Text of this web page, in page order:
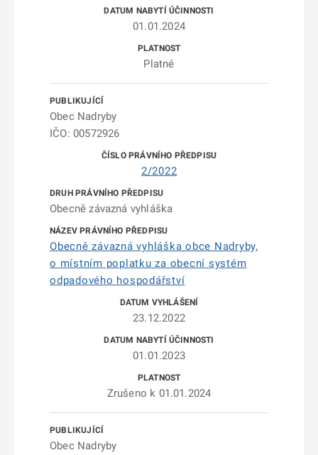
01.01.2024
Platné
Obec Nadryby
IČO: 00572926
2/2022
Obecně závazná vyhláška
Obecně závazná vyhláška obce Nadryby,
o místním poplatku za obecní systém
odpadového hospodářství
23.12.2022
01.01.2023
Zrušeno k 01.01.2024
Obec Nadryby